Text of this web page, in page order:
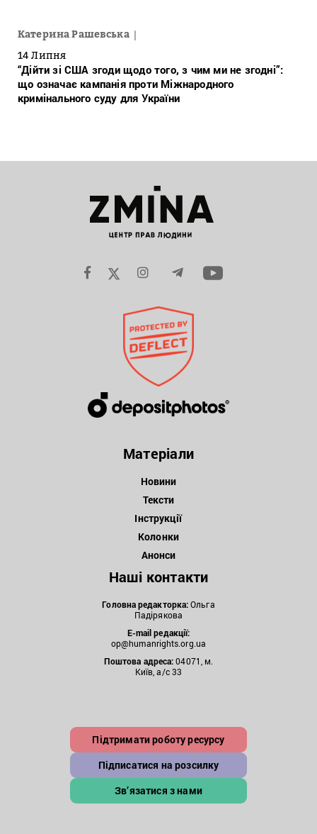
Катерина Рашевська
14 Липня
“Дійти зі США згоди щодо того, з чим ми не згодні”:
що означає кампанія проти Міжнародного
кримінального суду для України
Матеріали
Новини
Тексти
Інструкції
Колонки
Анонси
Наші контакти
Головна редакторка:Ольга
Падірякова
E-mail редакції:
op@humanrights.org.ua
Поштова адреса:04071, м.
Київ, а/с 33
Підтримати роботу ресурсу
Підписатися на розсилку
Зв’язатися з нами